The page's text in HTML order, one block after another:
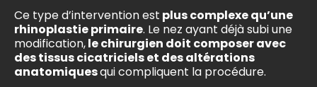
Ce type d’intervention est plus complexe qu’une
rhinoplastie primaire. Le nez ayant déjà subi une
modification,le chirurgien doit composer avec
des tissus cicatriciels et des altérations
anatomiquesqui compliquent la procédure.